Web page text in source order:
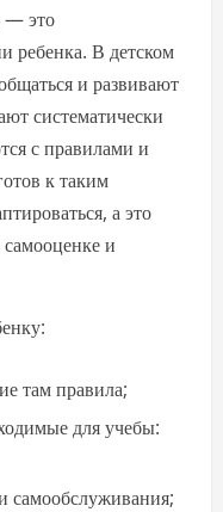
— это
ребенка. В детском
и развивают
систематически
с правилами и
к таким
а это
самооценке и
там правила;
для учебы:
самообслуживания;